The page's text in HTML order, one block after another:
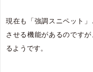
現在も「強調スニペット
させる機能があるのです
るようです。